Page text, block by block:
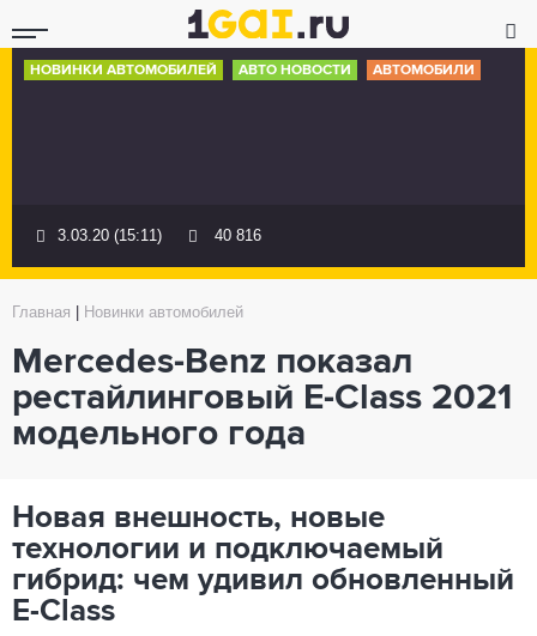
НОВИНКИ АВТОМОБИЛЕЙ АВТО НОВОСТИ АВТОМОБИЛИ
3.03.20 (15:11) 40 816
Главная Новинки автомобилей
Mercedes-Benz показал
рестайлинговый E-Class 2021
модельного года
Новая внешность, новые
технологии и подключаемый
гибрид: чем удивил обновленный
E-Class